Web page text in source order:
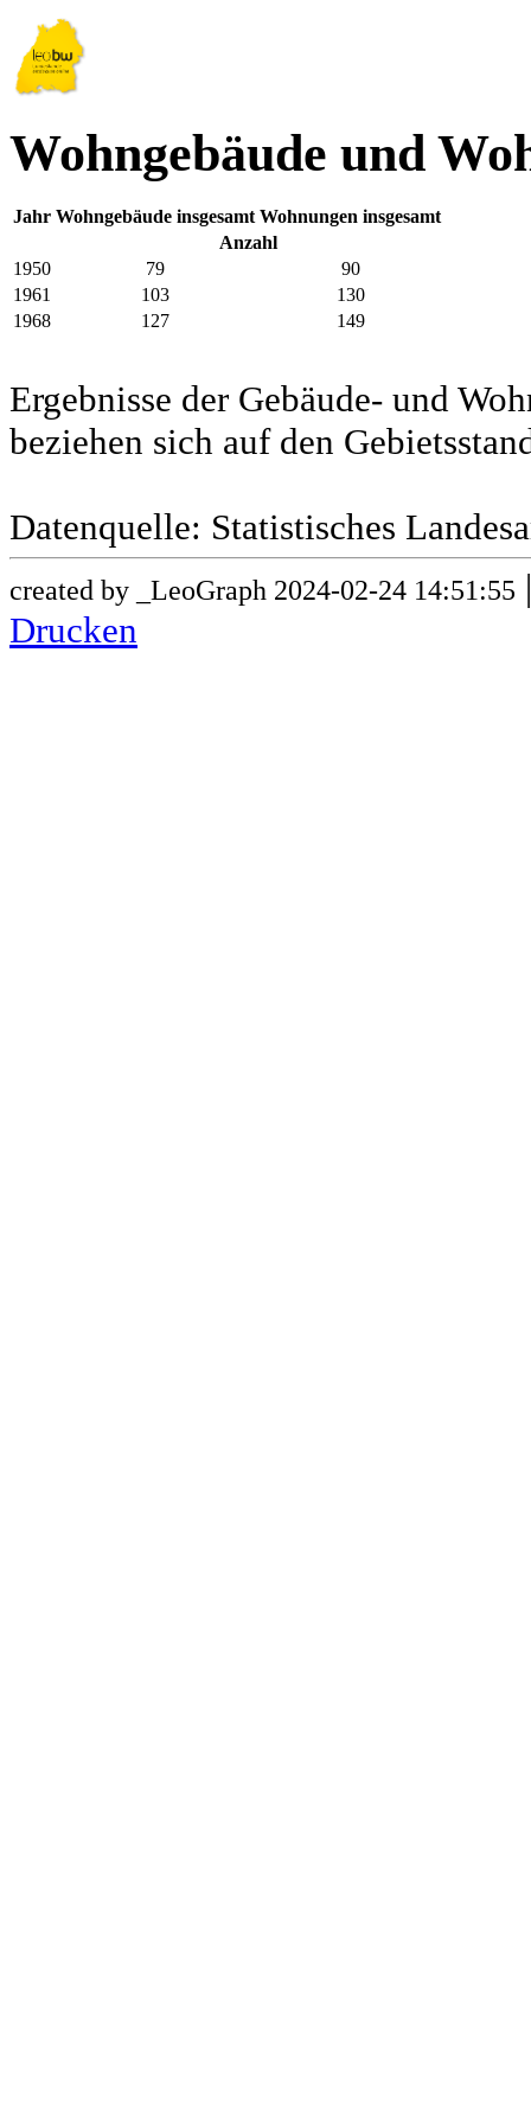
Wohngebäude und
Jahr Wohngebäude insgesamt Wohnungen insgesamt
Anzahl
1950
79
90
1961
103
130
1968
127 149
Ergebnisse der Gebäude- und
beziehen sich auf den
Datenquelle: Statistisches
created by _LeoGraph 2024-02-24 14:51:55
Drucken